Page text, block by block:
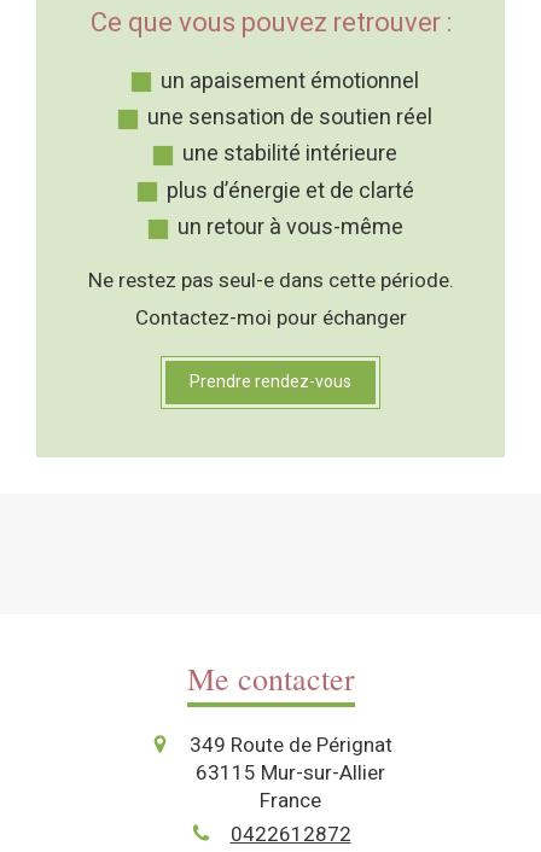
Ce que vous pouvez retrouver :
un apaisement émotionnel
une sensation de soutien réel
une stabilité intérieure
plus d’énergie et de clarté
un retour à vous-même
Ne restez pas seul-e dans cette période.
Contactez-moi pour échanger
Prendre rendez-vous
Me contacter
349 Route de Pérignat
63115 Mur-sur-Allier
France
0422612872